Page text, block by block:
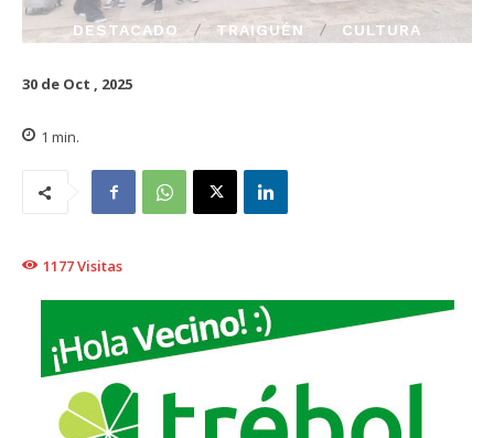
DESTACADO TRAIGUÉN CULTURA
30 de Oct , 2025
1 min.
1177Visitas